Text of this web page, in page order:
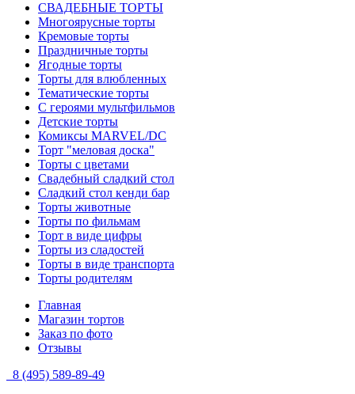
СВАДЕБНЫЕ ТОРТЫ
Многоярусные торты
Кремовые торты
Праздничные торты
Ягодные торты
Торты для влюбленных
Тематические торты
С героями мультфильмов
Детские торты
Комиксы MARVEL/DC
Торт "меловая доска"
Торты с цветами
Свадебный сладкий стол
Сладкий стол кенди бар
Торты животные
Торты по фильмам
Торт в виде цифры
Торты из сладостей
Торты в виде транспорта
Торты родителям
Главная
Магазин тортов
Заказ по фото
Отзывы
8 (495) 589-89-49